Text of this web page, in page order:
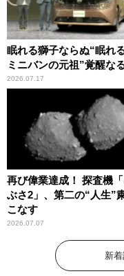
眠れる獅子ならぬ“眠れ
ミニバンの元祖”覚醒な
2026.07.17
再び偉業達成！ 探査機
ぶさ2」、第二の“人生”
こなす
2026.07.07
新